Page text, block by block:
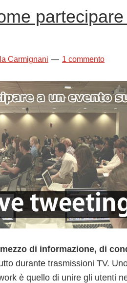
Carmignani
1 commento
di informazione, di
durante trasmissioni TV.
è quello di unire gli utenti